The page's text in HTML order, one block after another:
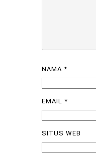
NAMA *
EMAIL *
SITUS WEB